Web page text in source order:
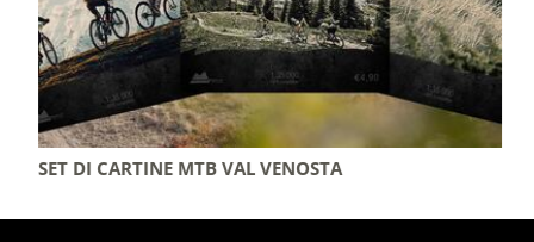
SET DI CARTINE MTB VAL VENOSTA